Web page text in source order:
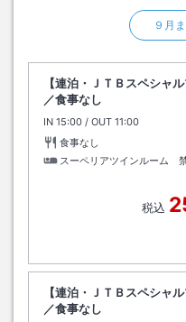
９月
【連泊・ＪＴＢスペシャ
／食事なし
IN チェックイン
15:00 / OUT チェックアウト
11:00
食事なし
スーペリアツインルーム
税込
【連泊・ＪＴＢスペシャ
／食事なし